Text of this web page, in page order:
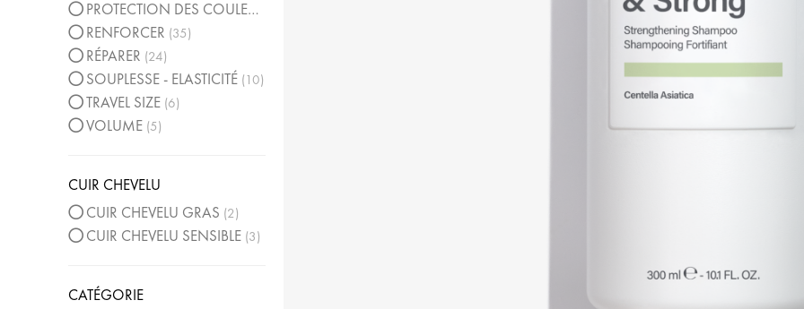
PROTECTION DES COULEURS
RENFORCER 35
RÉPARER 24
SOUPLESSE - ELASTICITÉ 10
TRAVEL SIZE 6
VOLUME 5
CUIR CHEVELU
CUIR CHEVELU GRAS 2
CUIR CHEVELU SENSIBLE 3
CATÉGORIE